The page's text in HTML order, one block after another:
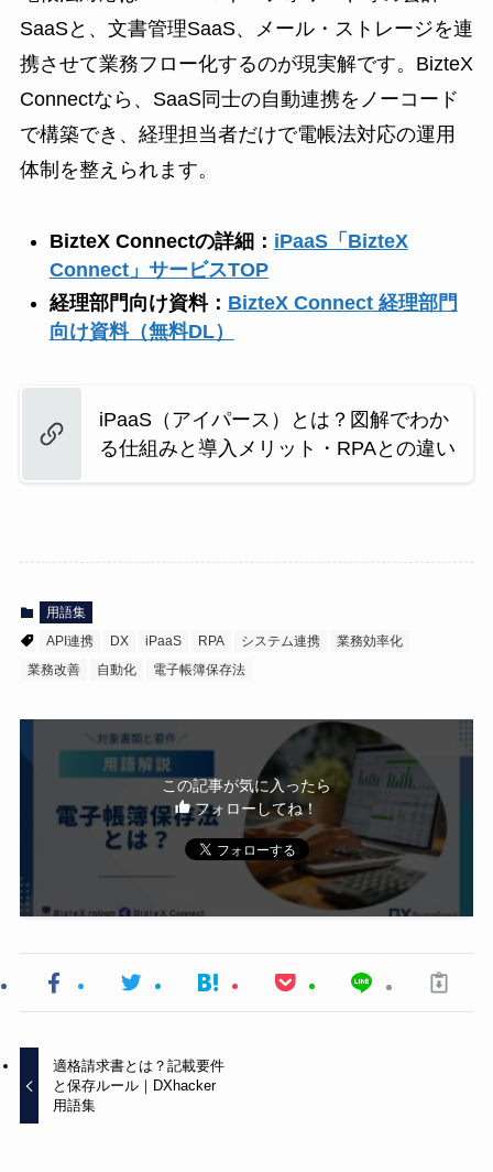
SaaSと、文書管理SaaS、メール・ストレージを連
携させて業務フロー化するのが現実解です。BizteX
Connectなら、SaaS同士の自動連携をノーコード
で構築でき、経理担当者だけで電帳法対応の運用
体制を整えられます。
BizteX Connectの詳細： iPaaS「BizteX
Connect」サービスTOP
経理部門向け資料： BizteX Connect 経理部門
向け資料（無料DL）
iPaaS（アイパース）とは？図解でわか
る仕組みと導入メリット・RPAとの違い
用語集
API連携
DX iPaaS RPA システム連携
業務効率化
業務改善
自動化 電子帳簿保存法
この記事が気に入ったら
フォローしてね！
適格請求書とは？記載要件
と保存ルール｜DXhacker
用語集